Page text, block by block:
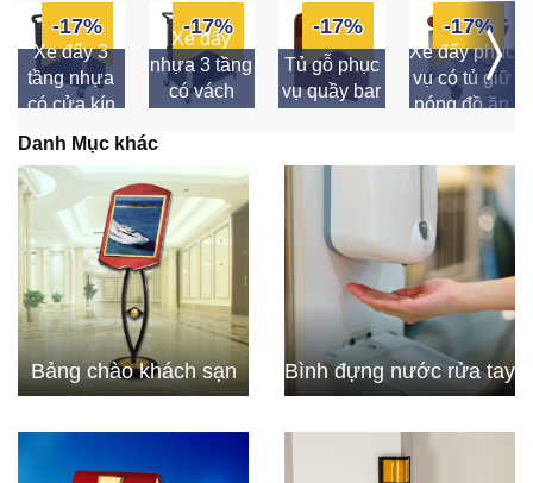
-17%
Xe đẩy 3
tầng nhựa
có cửa kín
-17%
Xe đẩy
nhựa 3 tầng
có vách
-17%
Tủ gỗ phục
vụ quầy bar
-17%
Xe đẩy phục
vụ có tủ giữ
nóng đồ ăn
Danh Mục khác
Bảng chào khách sạn Bình đựng nước rửa tay